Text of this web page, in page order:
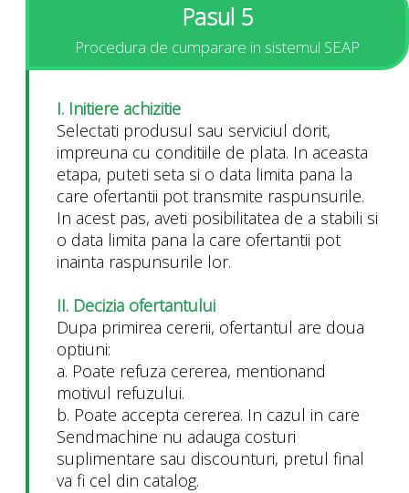
Pasul 5
Procedura de cumparare in sistemul SEAP
I. Initiere achizitie
Selectati produsul sau serviciul dorit,
impreuna cu conditiile de plata. In aceasta
etapa, puteti seta si o data limita pana la
care ofertantii pot transmite raspunsurile.
In acest pas, aveti posibilitatea de a stabili si
o data limita pana la care ofertantii pot
inainta raspunsurile lor.
II. Decizia ofertantului
Dupa primirea cererii, ofertantul are doua
optiuni:
a. Poate refuza cererea, mentionand
motivul refuzului.
b. Poate accepta cererea. In cazul in care
Sendmachine nu adauga costuri
suplimentare sau discounturi, pretul final
va fi cel din catalog.